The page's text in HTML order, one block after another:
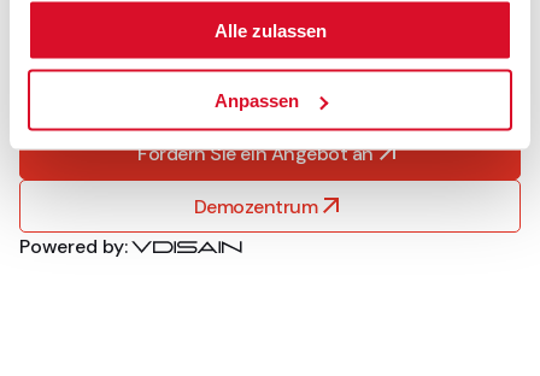
Alle zulassen
Anpassen
Kontakt
Fordern Sie ein Angebot an
Demozentrum
Powered by: